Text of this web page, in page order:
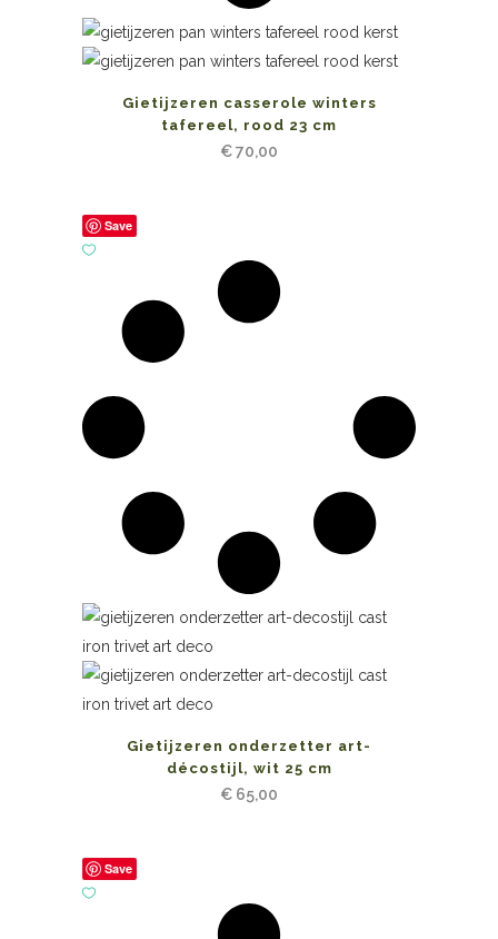
Gietijzeren casserole winters
tafereel, rood 23 cm
€70,00
Save
Gietijzeren onderzetter art-
décostijl, wit 25 cm
€ 65,00
Save